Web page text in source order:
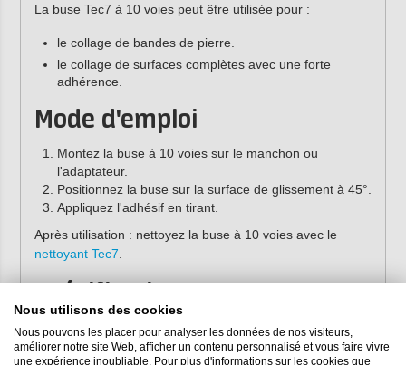
La buse Tec7 à 10 voies peut être utilisée pour :
le collage de bandes de pierre.
le collage de surfaces complètes avec une forte
adhérence.
Mode d'emploi
Montez la buse à 10 voies sur le manchon ou
l'adaptateur.
Positionnez la buse sur la surface de glissement à 45°.
Appliquez l'adhésif en tirant.
Après utilisation : nettoyez la buse à 10 voies avec le
nettoyant Tec7
Conditionnement :
boîte de 2
Couleur : blanc
Nous utilisons des cookies
Nous pouvons les placer pour analyser les données de nos visiteurs,
améliorer notre site Web, afficher un contenu personnalisé et vous faire vivre
une expérience inoubliable. Pour plus d'informations sur les cookies que